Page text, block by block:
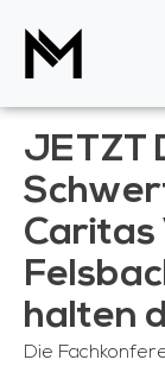
JETZT
Caritas
halten
Die